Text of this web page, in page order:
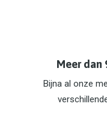
Meer dan
Bijna al onze